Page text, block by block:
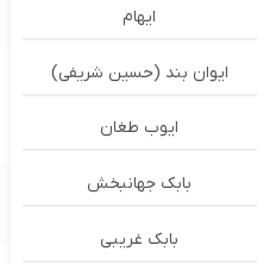
ایهام
ایوان بند (حسین شریفی)
ایوب طغان
بابک جهانبخش
بابک غریبی